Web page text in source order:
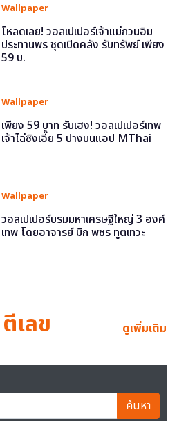
Wallpaper
โหลดเลย! วอลเปเปอร์เจ้าแม่กวนอิม
ประทานพร ชุดเปิดคลัง รับทรัพย์ เพียง
59 บ.
Wallpaper
เพียง 59 บาท รับเฮง! วอลเปเปอร์เทพ
เจ้าไฉ่ซิงเอี๊ย 5 ปางบนแอป MThai
Wallpaper
วอลเปเปอร์บรมมหาเศรษฐีใหญ่ 3 องค์
เทพ โดยอาจารย์ มิก พชร ทูตเทวะ
เลข ดูเพิ่มเติม
ค้นหา